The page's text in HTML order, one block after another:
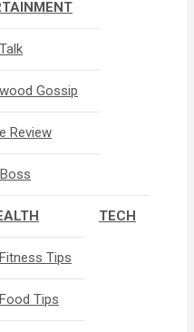
Gossip
Review
Fitness Tips
Food Tips
TECH